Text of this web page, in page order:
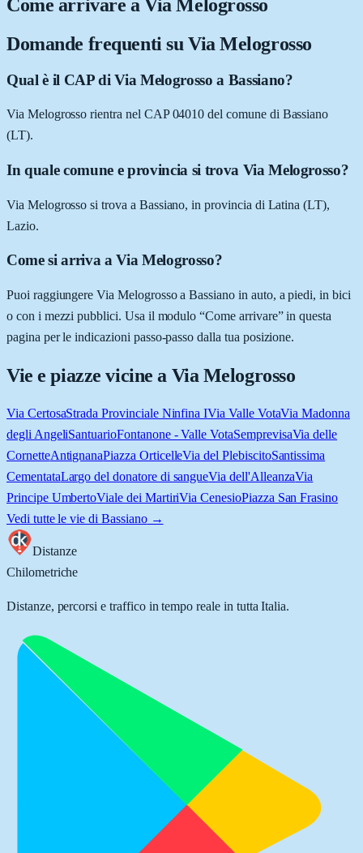
Come arrivare aVia Melogrosso
Domande frequenti su Via Melogrosso
Qual è il CAP di Via Melogrosso a Bassiano?
Via Melogrosso rientra nel CAP 04010 del comune di Bassiano
(LT).
In quale comune e provincia si trova Via Melogrosso?
Via Melogrosso si trova a Bassiano, in provincia di Latina (LT),
Lazio.
Come si arriva a Via Melogrosso?
Puoi raggiungere Via Melogrosso a Bassiano in auto, a piedi, in bici
o con i mezzi pubblici. Usa il modulo “Come arrivare” in questa
pagina per le indicazioni passo-passo dalla tua posizione.
Vie e piazze vicine a Via Melogrosso
Via CertosaStrada Provinciale Ninfina IVia Valle VotaVia Madonna
degli AngeliSantuarioFontanone - Valle VotaSemprevisaVia delle
CornetteAntignanaPiazza OrticelleVia del PlebiscitoSantissima
CementataLargo del donatore di sangueVia dell'AlleanzaVia
Principe UmbertoViale dei MartiriVia CenesioPiazza San Frasino
Vedi tutte le vie di Bassiano→
Distanze
Chilometriche
Distanze, percorsi e traffico in tempo reale in tutta Italia.